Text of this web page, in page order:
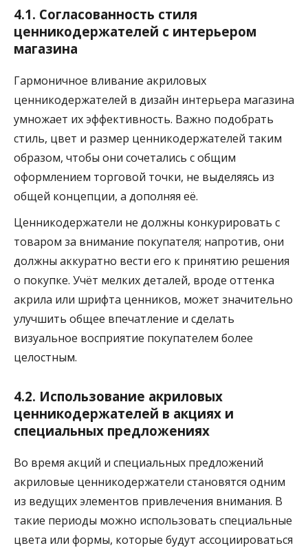
4.1. Согласованность стиля
ценникодержателей с интерьером
магазина
Гармоничное вливание акриловых
ценникодержателей в дизайн интерьера магазина
умножает их эффективность. Важно подобрать
стиль, цвет и размер ценникодержателей таким
образом, чтобы они сочетались с общим
оформлением торговой точки, не выделяясь из
общей концепции, а дополняя её.
Ценникодержатели не должны конкурировать с
товаром за внимание покупателя; напротив, они
должны аккуратно вести его к принятию решения
о покупке. Учёт мелких деталей, вроде оттенка
акрила или шрифта ценников, может значительно
улучшить общее впечатление и сделать
визуальное восприятие покупателем более
целостным.
4.2. Использование акриловых
ценникодержателей в акциях и
специальных предложениях
Во время акций и специальных предложений
акриловые ценникодержатели становятся одним
из ведущих элементов привлечения внимания. В
такие периоды можно использовать специальные
цвета или формы, которые будут ассоциироваться